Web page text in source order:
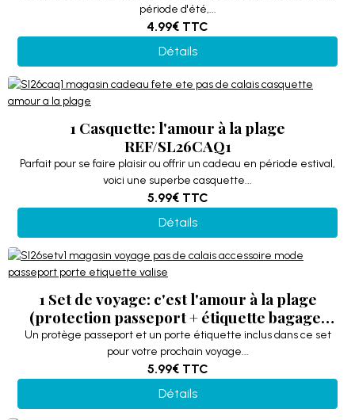
période d'été,...
4.99€ TTC
Détails
1 Casquette: l'amour à la plage
REF/SL26CAQ1
Parfait pour se faire plaisir ou offrir un cadeau en période estival,
voici une superbe casquette...
5.99€ TTC
Détails
1 Set de voyage: c'est l'amour à la plage
(protection passeport + étiquette bagage)
REF/SL26SETV1
Un protège passeport et un porte étiquette inclus dans ce set
pour votre prochain voyage...
5.99€ TTC
Détails